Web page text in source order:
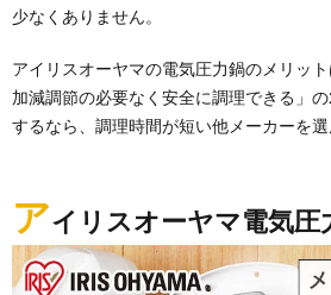
少なくありません。
アイリスオーヤマの電気圧力鍋のメリッ
加減調節の必要なく安全に調理できる」
するなら、調理時間が短い他メーカーを選
アイリスオーヤマ電気圧